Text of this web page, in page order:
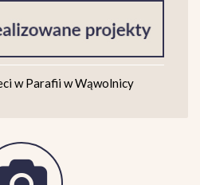
w Parafii w Wąwolnicy